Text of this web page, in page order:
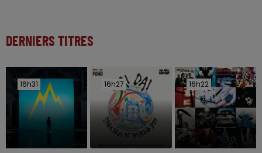
DERNIERS TITRES
16h31
16h31 16h27
16h27 16h22
16h22